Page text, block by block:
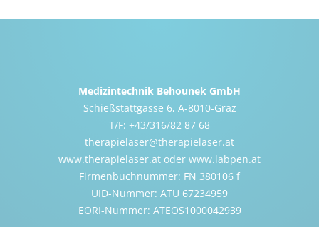
Medizintechnik Behounek GmbH
Schießstattgasse 6, A-8010-Graz
T/F: +43/316/82 87 68
therapielaser@therapielaser.at
www.therapielaser.at oder www.labpen.at
Firmenbuchnummer: FN 380106 f
UID-Nummer: ATU 67234959
EORI-Nummer: ATEOS1000042939